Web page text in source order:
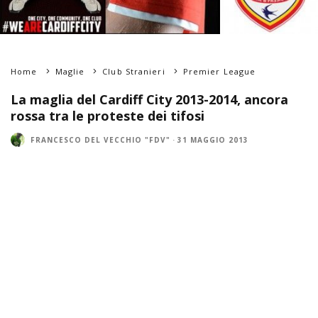
Home Maglie Club Stranieri Premier League
La maglia del Cardiff City 2013-2014, ancora
rossa tra le proteste dei tifosi
FRANCESCO DEL VECCHIO "FDV" · 31 MAGGIO 2013